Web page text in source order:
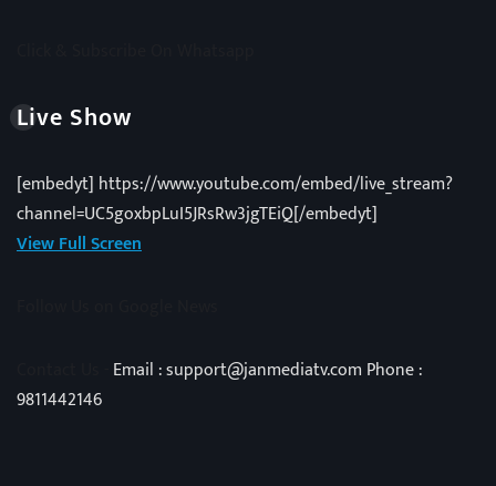
Live Show
[embedyt] https://www.youtube.com/embed/live_stream?
channel=UC5goxbpLuI5JRsRw3jgTEiQ[/embedyt]
View Full Screen
Email : support@janmediatv.com Phone :
9811442146